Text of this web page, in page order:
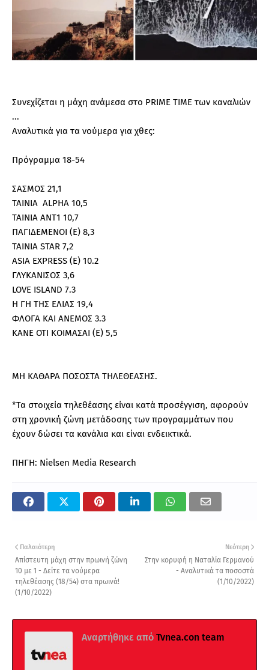
Συνεχίζεται η μάχη ανάμεσα στο PRIME TIME των καναλιών
...
Αναλυτικά για τα νούμερα για χθες:
Πρόγραμμα 18-54
ΣΑΣΜΟΣ 21,1
ΤΑΙΝΙΑ ALPHA 10,5
ΤΑΙΝΙΑ ΑΝΤ1 10,7
ΠΑΓΙΔΕΜΕΝΟΙ (Ε) 8,3
ΤΑΙΝΙΑ STAR 7,2
ASIA EXPRESS (E) 10.2
ΓΛΥΚΑΝΙΣΟΣ 3,6
LOVE ISLAND 7.3
Η ΓΗ ΤΗΣ ΕΛΙΑΣ 19,4
ΦΛΟΓΑ ΚΑΙ ΑΝΕΜΟΣ 3.3
ΚΑΝΕ ΟΤΙ ΚΟΙΜΑΣΑΙ (Ε) 5,5
ΜΗ ΚΑΘΑΡΑ ΠΟΣΟΣΤΑ ΤΗΛΕΘΕΑΣΗΣ.
*Τα στοιχεία τηλεθέασης είναι κατά προσέγγιση, αφορούν
στη χρονική ζώνη μετάδοσης των προγραμμάτων που
έχουν δώσει τα κανάλια και είναι ενδεικτικά.
ΠΗΓΗ: Nielsen Media Research
Νεότερη
Στην κορυφή η Ναταλία Γερμανού
- Αναλυτικά τα ποσοστά
(1/10/2022)
Παλαιότερη
Απίστευτη μάχη στην πρωινή ζώνη
10 με 1 - Δείτε τα νούμερα
τηλεθέασης (18/54) στα πρωινά!
(1/10/2022)
Αναρτήθηκε από Tvnea.con team